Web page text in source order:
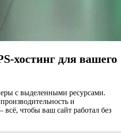
хостинг для вашего
с выделенными ресурсами.
и
всё, чтобы ваш сайт работал без